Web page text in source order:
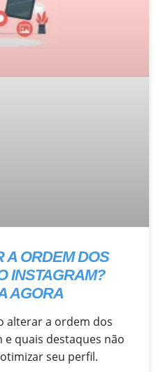
A ORDEM DOS
INSTAGRAM?
AGORA
alterar a ordem dos
quais destaques não
seu perfil.